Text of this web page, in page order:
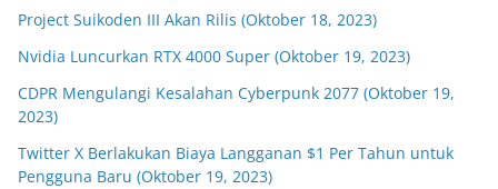
Project Suikoden III Akan Rilis (Oktober 18, 2023)
Nvidia Luncurkan RTX 4000 Super (Oktober 19, 2023)
CDPR Mengulangi Kesalahan Cyberpunk 2077 (Oktober 19,
2023)
Twitter X Berlakukan Biaya Langganan $1 Per Tahun untuk
Pengguna Baru (Oktober 19, 2023)